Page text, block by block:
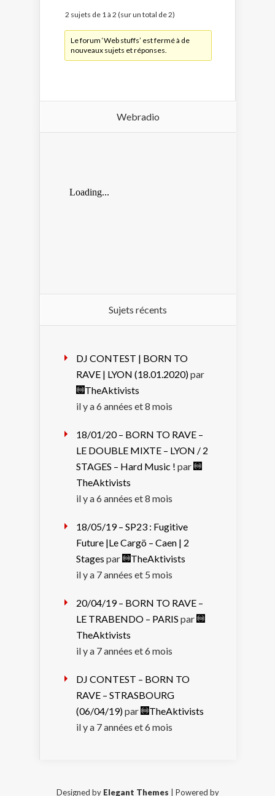
2 sujets de 1 à 2 (sur un total de 2)
Le forum ‘Web stuffs’ est fermé à de
nouveaux sujets et réponses.
Webradio
Sujets récents
DJ CONTEST | BORN TO
RAVE | LYON (18.01.2020)par
TheAktivists
il y a 6 années et 8 mois
18/01/20 – BORN TO RAVE –
LE DOUBLE MIXTE – LYON / 2
STAGES – Hard Music ! par
TheAktivists
il y a 6 années et 8 mois
18/05/19 – SP23 : Fugitive
Future |Le Cargö – Caen | 2
Stages par
TheAktivists
il y a 7 années et 5 mois
20/04/19 – BORN TO RAVE –
LE TRABENDO – PARIS par
TheAktivists
il y a 7 années et 6 mois
DJ CONTEST – BORN TO
RAVE – STRASBOURG
(06/04/19)par
TheAktivists
il y a 7 années et 6 mois
Designed by Elegant Themes | Powered by